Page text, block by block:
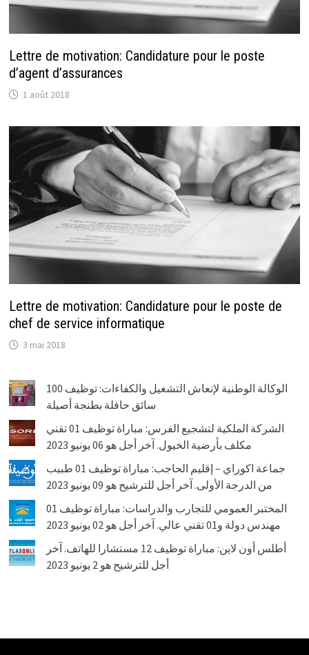
Lettre de motivation: Candidature pour le poste
d’agent d’assurances
1 août 2018
Lettre de motivation: Candidature pour le poste de
chef de service informatique
3 mai 2018
الوكالة الوطنية لإنعاش التشغيل والكفاءات: توظيف 100
سائق حافلة بطنجة أصيلة
الشركة الملكية لتشجيع الفرس: مباراة توظيف 01 تقني
مكلف بأرضية الخيول. آخر أجل هو 06 يونيو 2023
جماعة اكوراي – إقليم الحاجب: مباراة توظيف 01 طبيب
من الدرجة الأولى. آخر أجل للترشيح هو 09 يونيو 2023
المختبر العمومي للتجارب والدراسات: مباراة توظيف 01
مهندس دولة و01 تقني عالي. آخر أجل هو 02 يونيو 2023
أطلس أون لاين: مباراة توظيف 12 مستشارا للهاتف. آخر
أجل للترشيح هو 2 يونيو 2023